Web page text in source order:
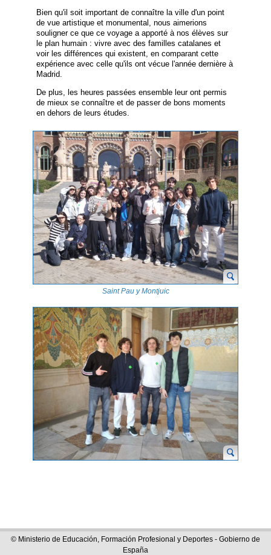
Bien qu'il soit important de connaître la ville d'un point
de vue artistique et monumental, nous aimerions
souligner ce que ce voyage a apporté à nos élèves sur
le plan humain : vivre avec des familles catalanes et
voir les différences qui existent, en comparant cette
expérience avec celle qu'ils ont vécue l'année dernière à
Madrid.
De plus, les heures passées ensemble leur ont permis
de mieux se connaître et de passer de bons moments
en dehors de leurs études.
Saint Pau y Montjuic
© Ministerio de Educación, Formación Profesional y Deportes - Gobierno de
España